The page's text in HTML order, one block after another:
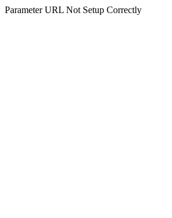
Parameter URL Not Setup Correctly